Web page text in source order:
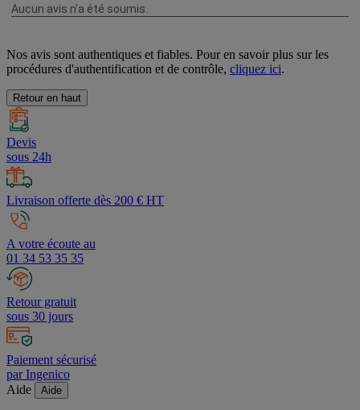
Nos avis sont authentiques et fiables. Pour en savoir plus sur les
procédures d'authentification et de contrôle, cliquez ici.
Retour en haut
Devis
sous 24h
Livraison offerte dès 200 € HT
A votre écoute au
01 34 53 35 35
Retour gratuit
sous 30 jours
Paiement sécurisé
par Ingenico
Aide
Aide